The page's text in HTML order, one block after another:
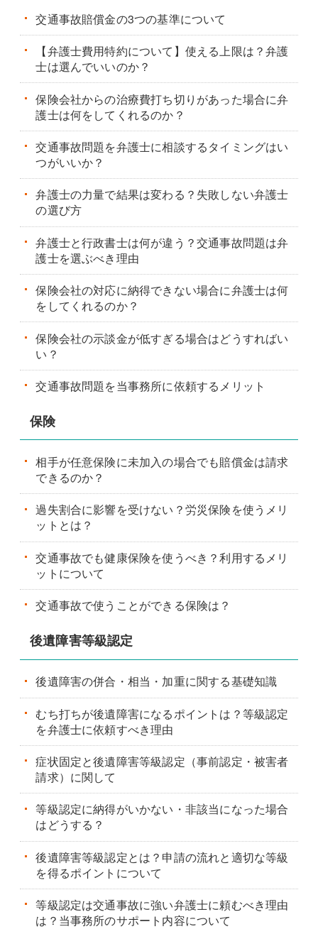
交通事故賠償金の3つの基準について
【弁護士費用特約について】使える上限は？弁護
士は選んでいいのか？
保険会社からの治療費打ち切りがあった場合に弁
護士は何をしてくれるのか？
交通事故問題を弁護士に相談するタイミングはい
つがいいか？
弁護士の力量で結果は変わる？失敗しない弁護士
の選び方
弁護士と行政書士は何が違う？交通事故問題は弁
護士を選ぶべき理由
保険会社の対応に納得できない場合に弁護士は何
をしてくれるのか？
保険会社の示談金が低すぎる場合はどうすればい
い？
交通事故問題を当事務所に依頼するメリット
保険
相手が任意保険に未加入の場合でも賠償金は請求
できるのか？
過失割合に影響を受けない？労災保険を使うメリ
ットとは？
交通事故でも健康保険を使うべき？利用するメリ
ットについて
交通事故で使うことができる保険は？
後遺障害等級認定
後遺障害の併合・相当・加重に関する基礎知識
むち打ちが後遺障害になるポイントは？等級認定
を弁護士に依頼すべき理由
症状固定と後遺障害等級認定（事前認定・被害者
請求）に関して
等級認定に納得がいかない・非該当になった場合
はどうする？
後遺障害等級認定とは？申請の流れと適切な等級
を得るポイントについて
等級認定は交通事故に強い弁護士に頼むべき理由
は？当事務所のサポート内容について